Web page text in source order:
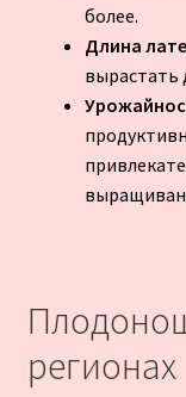
более.
Длина
вырастать
регионах